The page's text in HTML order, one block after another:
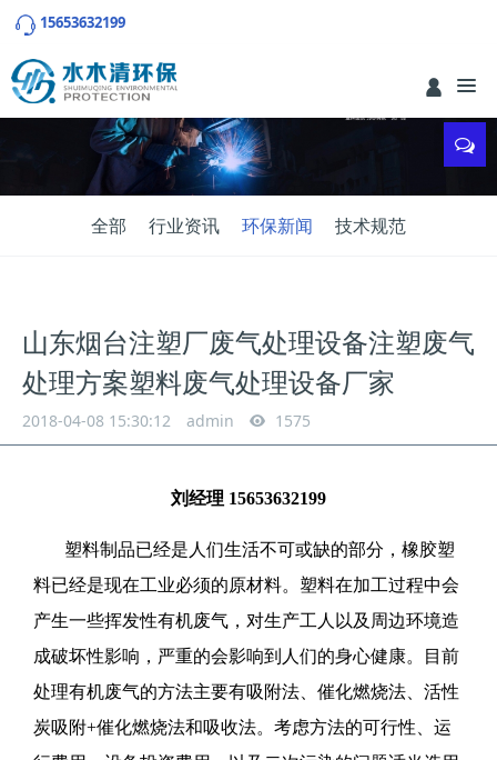
15653632199
全部 行业资讯 环保新闻 技术规范
山东烟台注塑厂废气处理设备注塑废气
处理方案塑料废气处理设备厂家
2018-04-08 15:30:12 admin 1575
刘经理 15653632199
塑料制品已经是人们生活不可或缺的部分，橡胶塑
料已经是现在工业必须的原材料。塑料在加工过程中会
产生一些挥发性有机废气，对生产工人以及周边环境造
成破坏性影响，严重的会影响到人们的身心健康。
目前
处理有机废气的方法主要有吸附法、催化燃烧法、活性
炭吸附+催化燃烧法和吸收法。考虑方法的可行性、运